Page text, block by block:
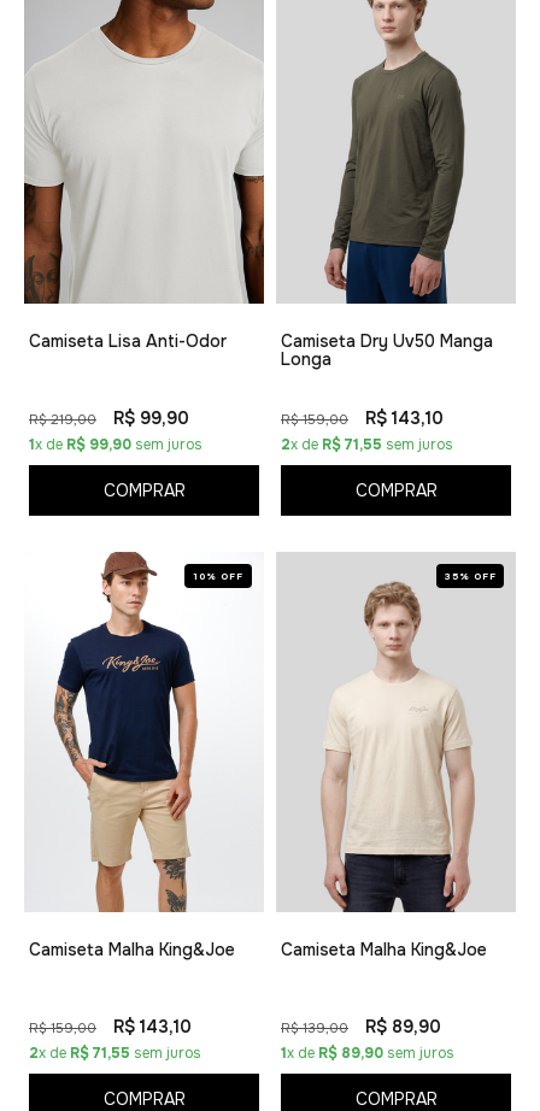
Camiseta Lisa Anti-Odor
R$ 219,00 R$ 99,90
1x de R$ 99,90 sem juros
COMPRAR
Camiseta Dry Uv50 Manga
Longa
R$ 159,00 R$ 143,10
2x de R$ 71,55 sem juros
COMPRAR
10% OFF
Camiseta Malha King&Joe
R$ 159,00 R$ 143,10
2x de R$ 71,55 sem juros
COMPRAR
35% OFF
Camiseta Malha King&Joe
R$ 139,00 R$ 89,90
1x de R$ 89,90 sem juros
COMPRAR